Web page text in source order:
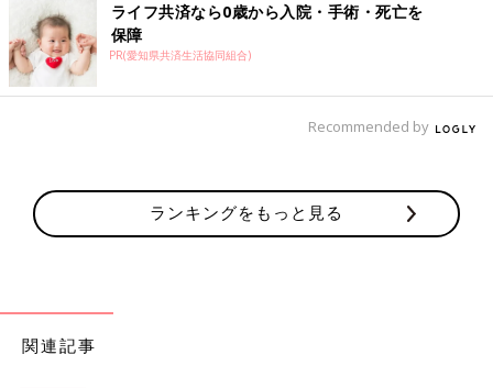
ライフ共済なら0歳から入院・手術・死亡を
保障
PR(愛知県共済生活協同組合)
Recommended by
ランキングをもっと見る
関連記事